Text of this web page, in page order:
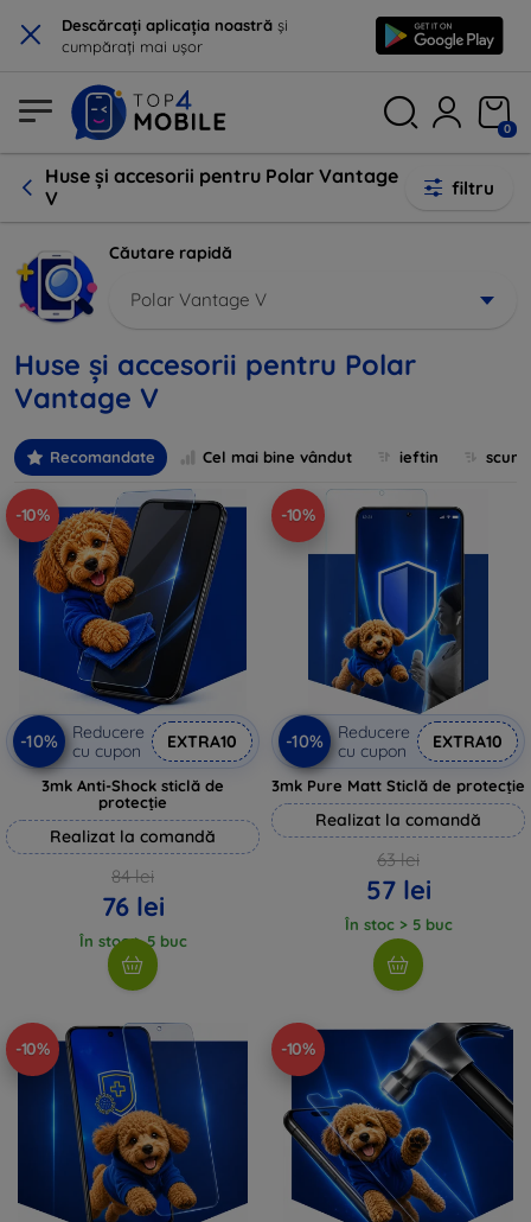
× Descărcați aplicația noastră și
cumpărați mai ușor
0
Huse și accesorii pentru Polar Vantage
V
filtru
Căutare rapidă
Polar Vantage V
Huse și accesorii pentru Polar
Vantage V
Recomandate Cel mai bine vândut ieftin
-10%
-10%
Reducere
cu cupon
EXTRA10
3mk Anti-Shock sticlă de
protecție
Realizat la comandă
84 lei
76 lei
În stoc > 5 buc
-10%
-10%
Reducere
cu cupon
EXTRA10
3mk Pure Matt Sticlă de protecție
Realizat la comandă
63 lei
57 lei
În stoc > 5 buc
-10% -10%